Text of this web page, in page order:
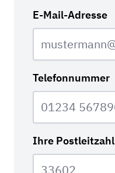
E-Mail-Adresse
Telefonnummer
Ihre Postleitzahl